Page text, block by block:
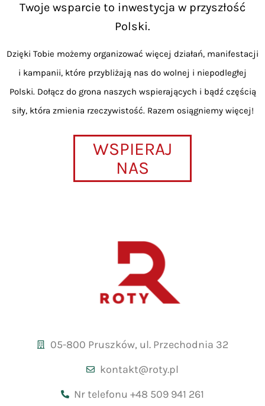
Twoje wsparcie to inwestycja w przyszłość
Polski.
Dzięki Tobie możemy organizować więcej działań, manifestacji
i kampanii, które przybliżają nas do wolnej i niepodległej
Polski. Dołącz do grona naszych wspierających i bądź częścią
siły, która zmienia rzeczywistość. Razem osiągniemy więcej!
WSPIERAJ
NAS
05-800 Pruszków, ul. Przechodnia 32
kontakt@roty.pl
Nr telefonu +48 509 941 261